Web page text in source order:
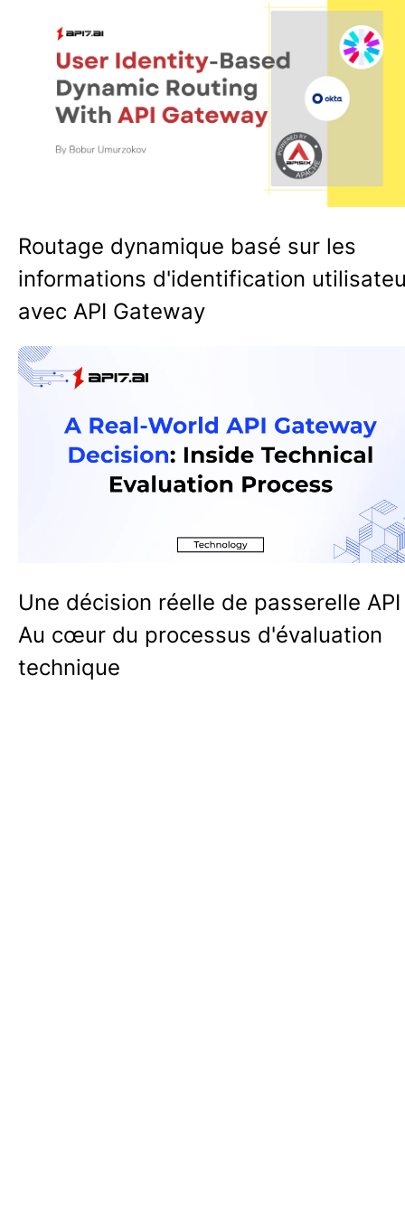
Routage dynamique basé sur les
informations d'identification
avec API Gateway
Une décision réelle de passerelle
Au cœur du processus d'évaluation
technique